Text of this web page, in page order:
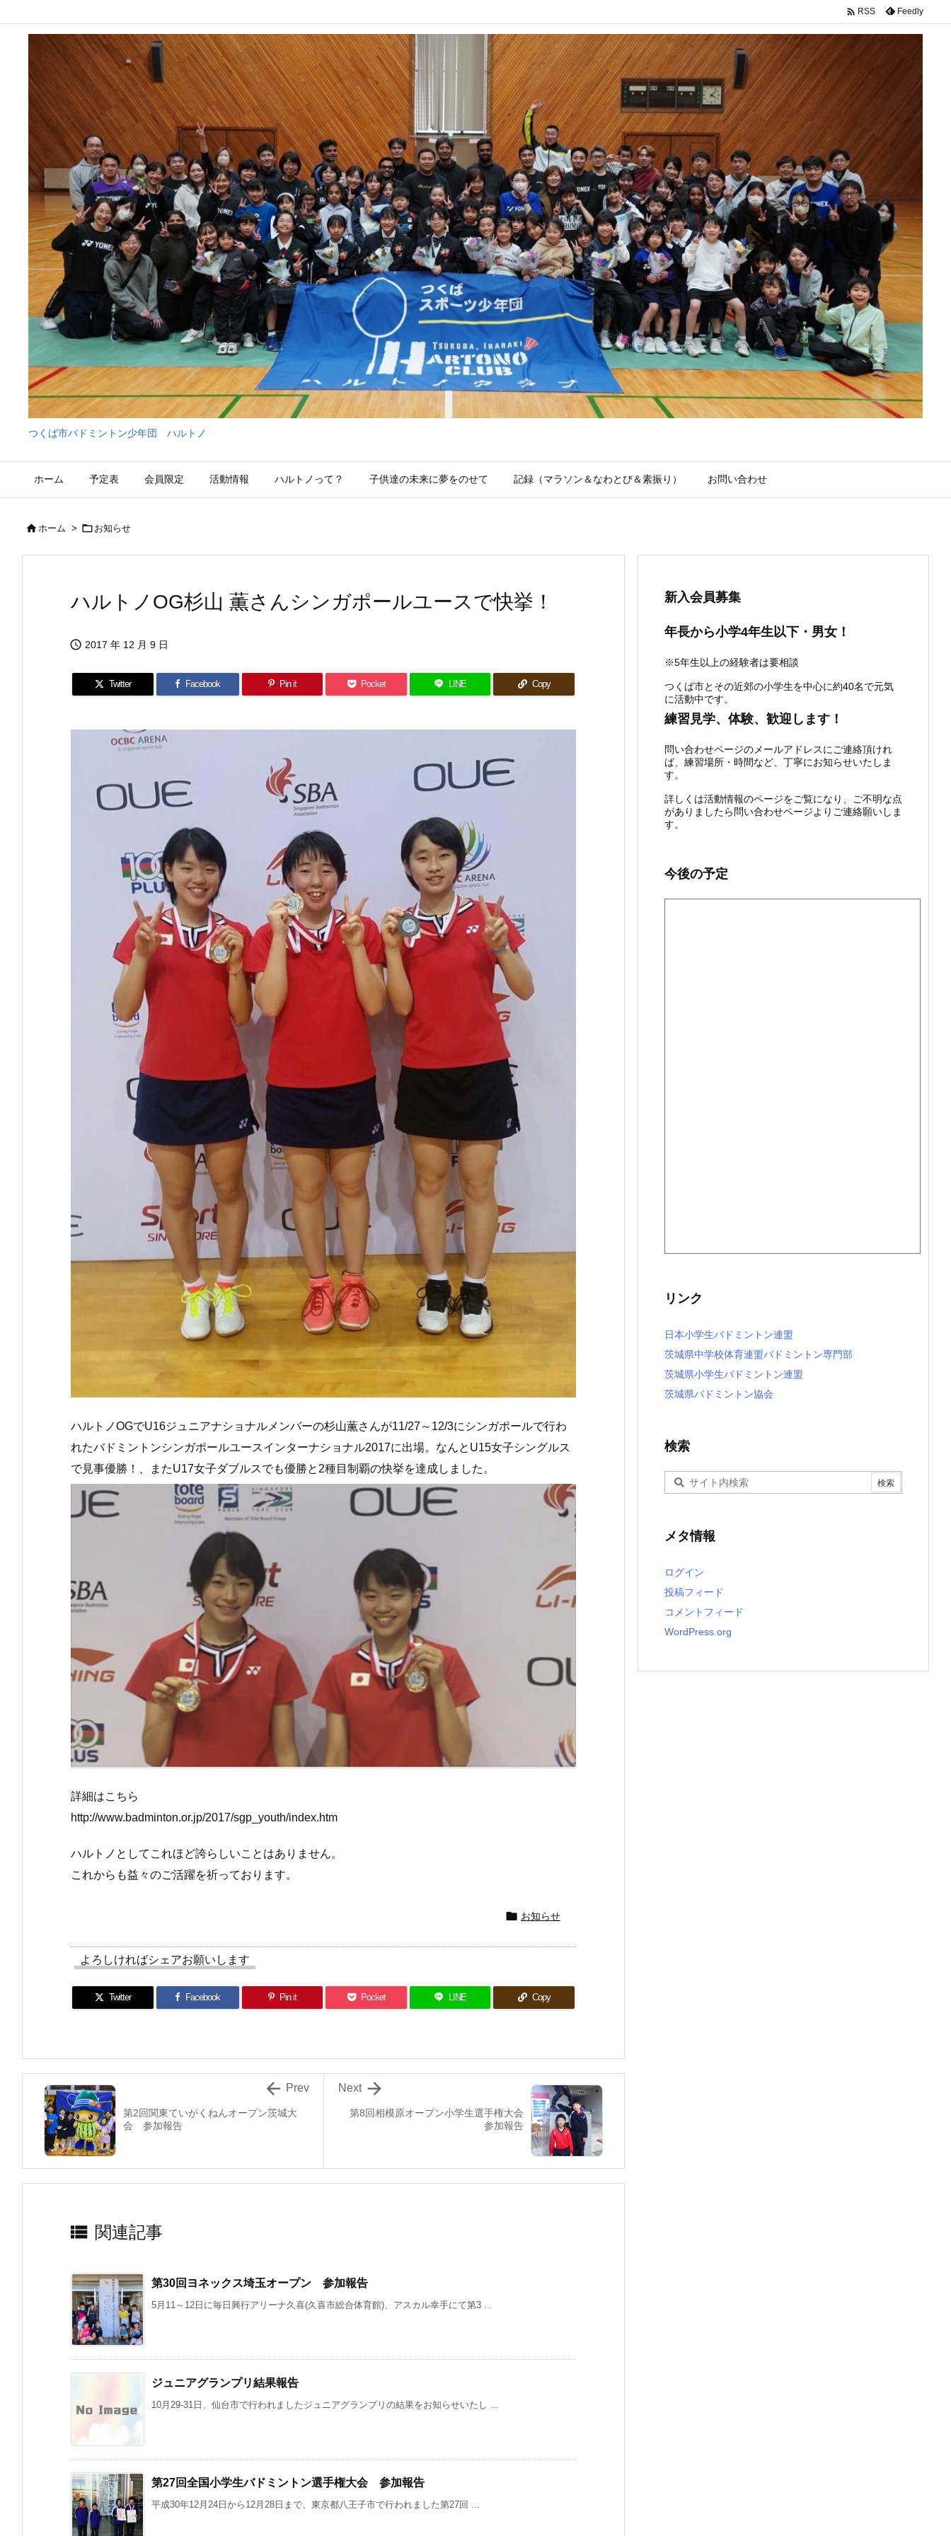
つくば市バドミントン少年団 ハルトノ
ホーム 予定表 会員限定 活動情報 ハルトノって？ 子供達の未来に夢をのせて 記録（マラソン＆なわとび＆素振り） お問い合わせ
 RSS Feedly
 ホーム >  お知らせ
ハルトノOG杉山 薫さんシンガポールユースで快挙！
 2017 年 12 月 9 日
Twitter Facebook Pin it Pocket LINE Copy
ハルトノOGでU16ジュニアナショナルメンバーの杉山薫さんが11/27～12/3にシンガポールで行わ
れたバドミントンシンガポールユースインターナショナル2017に出場。なんとU15女子シングルス
で見事優勝！、またU17女子ダブルスでも優勝と2種目制覇の快挙を達成しました。
詳細はこちら
http://www.badminton.or.jp/2017/sgp_youth/index.htm
ハルトノとしてこれほど誇らしいことはありません。
これからも益々のご活躍を祈っております。
 お知らせ
よろしければシェアお願いします
Twitter Facebook Pin it Pocket LINE Copy
第8回相模原オープン小学生選手権大会
参加報告

Next
第2回関東ていがくねんオープン茨城大
会 参加報告
 Prev
 関連記事
第30回ヨネックス埼玉オープン 参加報告
5月11～12日に毎日興行アリーナ久喜(久喜市総合体育館)、アスカル幸手にて第3 ...
ジュニアグランプリ結果報告
10月29-31日、仙台市で行われましたジュニアグランプリの結果をお知らせいたし ...
第27回全国小学生バドミントン選手権大会 参加報告
平成30年12月24日から12月28日まで、東京都八王子市で行われました第27回 ...
新入会員募集
年長から小学4年生以下・男女！
※5年生以上の経験者は要相談
つくば市とその近郊の小学生を中心に約40名で元気
に活動中です。
練習見学、体験、歓迎します！
問い合わせページのメールアドレスにご連絡頂けれ
ば、練習場所・時間など、丁寧にお知らせいたしま
す。
詳しくは活動情報のページをご覧になり、ご不明な点
がありましたら問い合わせページよりご連絡願いしま
す。
今後の予定
リンク
日本小学生バドミントン連盟
茨城県中学校体育連盟バドミントン専門部
茨城県小学生バドミントン連盟
茨城県バドミントン協会
検索
メタ情報
ログイン
投稿フィード
コメントフィード
WordPress.org